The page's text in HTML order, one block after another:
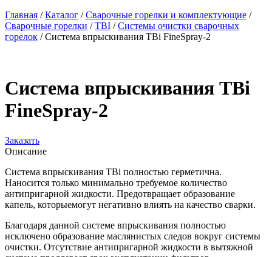
Главная /Каталог /Сварочные горелки и комплектующие /
Сварочные горелки /TBI /Системы очистки сварочных
горелок /Система впрыскивания TBi FineSpray-2
Система впрыскивания TBi
FineSpray-2
Заказать
Описание
Система впрыскивания TBi полностью герметична.
Наносится только минимально требуемое количество
антипригарной жидкости. Предотвращает образование
капель, которыемогут негативно влиять на качество сварки.
Благодаря данной системе впрыскивания полностью
исключено образование маслянистых следов вокруг системы
очистки. Отсутствие антипригарной жидкости в вытяжной